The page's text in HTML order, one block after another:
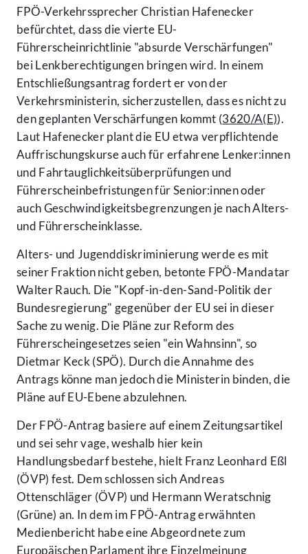
FPÖ-Verkehrssprecher Christian Hafenecker
befürchtet, dass die vierte EU-
Führerscheinrichtlinie "absurde Verschärfungen"
bei Lenkberechtigungen bringen wird. In einem
Entschließungsantrag fordert er von der
Verkehrsministerin, sicherzustellen, dass es nicht zu
den geplanten Verschärfungen kommt (3620/A(E)).
Laut Hafenecker plant die EU etwa verpflichtende
Auffrischungskurse auch für erfahrene Lenker:innen
und Fahrtauglichkeitsüberprüfungen und
Führerscheinbefristungen für Senior:innen oder
auch Geschwindigkeitsbegrenzungen je nach Alters-
und Führerscheinklasse.
Alters- und Jugenddiskriminierung werde es mit
seiner Fraktion nicht geben, betonte FPÖ-Mandatar
Walter Rauch. Die "Kopf-in-den-Sand-Politik der
Bundesregierung" gegenüber der EU sei in dieser
Sache zu wenig. Die Pläne zur Reform des
Führerscheingesetzes seien "ein Wahnsinn", so
Dietmar Keck (SPÖ). Durch die Annahme des
Antrags könne man jedoch die Ministerin binden, die
Pläne auf EU-Ebene abzulehnen.
Der FPÖ-Antrag basiere auf einem Zeitungsartikel
und sei sehr vage, weshalb hier kein
Handlungsbedarf bestehe, hielt Franz Leonhard Eßl
(ÖVP) fest. Dem schlossen sich Andreas
Ottenschläger (ÖVP) und Hermann Weratschnig
(Grüne) an. In dem im FPÖ-Antrag erwähnten
Medienbericht habe eine Abgeordnete zum
Europäischen Parlament ihre Einzelmeinung